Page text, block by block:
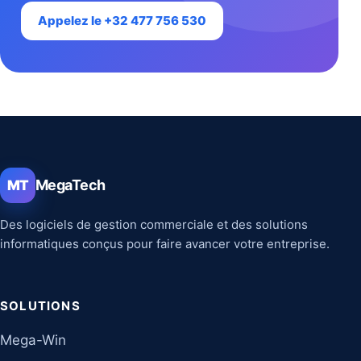
Appelez le +32 477 756 530
MT MegaTech
Des logiciels de gestion commerciale et des solutions
informatiques conçus pour faire avancer votre entreprise.
SOLUTIONS
Mega-Win